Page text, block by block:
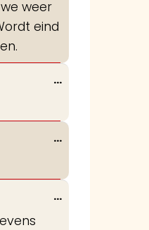
weer
eind
...Wissel
metabox.
...Wissel
metabox.
...Wissel